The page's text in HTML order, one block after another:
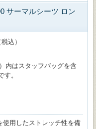
サーマルシーツ ロン
込）
内はスタッフバッグを含
す。
使用したストレッチ性を備